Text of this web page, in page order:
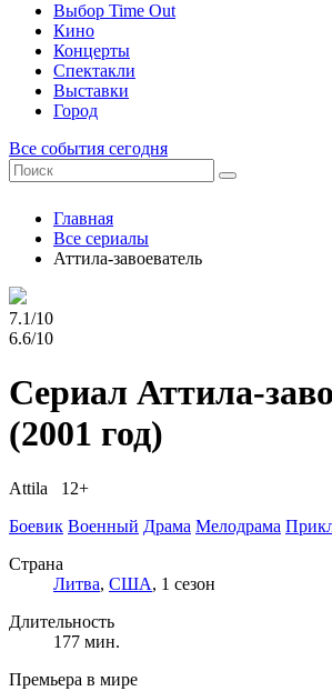
Выбор Time Out
Кино
Концерты
Спектакли
Выставки
Город
Все события сегодня
Главная
Все сериалы
Аттила-завоеватель
7.1/10
6.6/10
Сериал Аттила-
(2001 год)
Attila 12+
Боевик Военный Драма Мелодрама
Страна
Литва, США, 1 сезон
Длительность
177 мин.
Премьера в мире